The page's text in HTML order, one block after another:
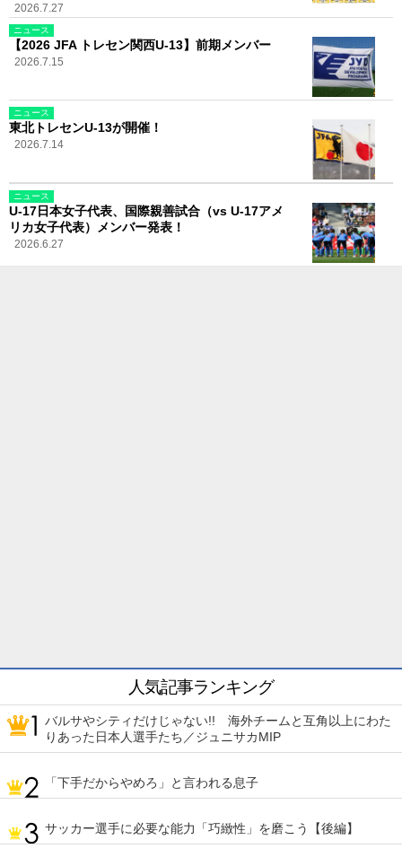
2026.7.27
ニュース
【2026 JFA トレセン関西U-13】前期メンバー
2026.7.15
ニュース
東北トレセンU-13が開催！
2026.7.14
ニュース
U-17日本女子代表、国際親善試合（vs U-17アメ
リカ女子代表）メンバー発表！
2026.6.27
人気記事ランキング
バルサやシティだけじゃない!! 海外チームと互角以上にわた
りあった日本人選手たち／ジュニサカMIP
「下手だからやめろ」と言われる息子
サッカー選手に必要な能力「巧緻性」を磨こう【後編】